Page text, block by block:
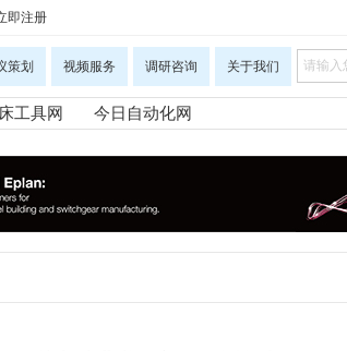
即注册
策划 视频服务 调研咨询 关于我们
工具网 今日自动化网